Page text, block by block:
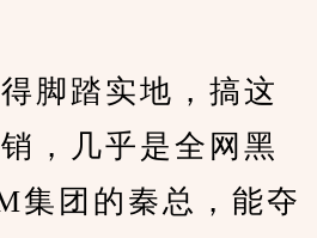
踏实地，搞这
，几乎是全网黑
集团的秦总，能夺